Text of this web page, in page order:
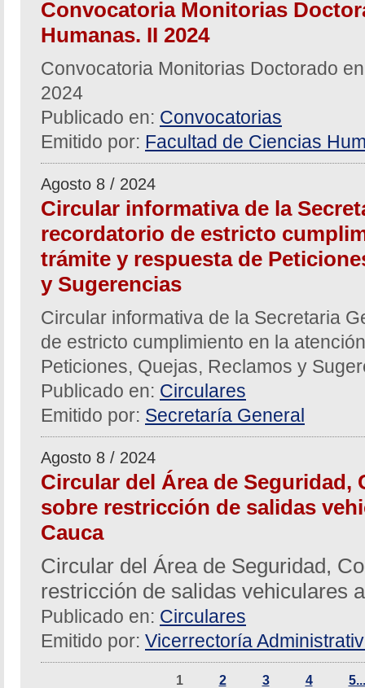
Convocatoria Monitorias
Humanas. II 2024
Convocatoria Monitorias Doctorado
2024
Publicado en: Convocatorias
Emitido por: Facultad de Ciencias
Agosto 8 / 2024
Circular informativa de la
recordatorio de estricto
trámite y respuesta de
y Sugerencias
Circular informativa de la Secretaria
de estricto cumplimiento en la
Peticiones, Quejas, Reclamos y
Publicado en: Circulares
Emitido por: Secretaría General
Agosto 8 / 2024
Circular del Área de Seguridad,
sobre restricción de salidas
Cauca
Circular del Área de Seguridad,
restricción de salidas vehiculares
Publicado en: Circulares
Emitido por: Vicerrectoría
1 2 3 4 5...